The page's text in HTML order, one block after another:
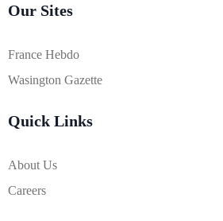
Our Sites
France Hebdo
Wasington Gazette
Quick Links
About Us
Careers